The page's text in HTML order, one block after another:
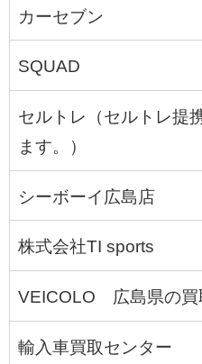
カーセブン
SQUAD
セルトレ（セルトレ提
ます。）
シーボーイ広島店
株式会社TI sports
VEICOLO 広島県の買
輸入車買取センター